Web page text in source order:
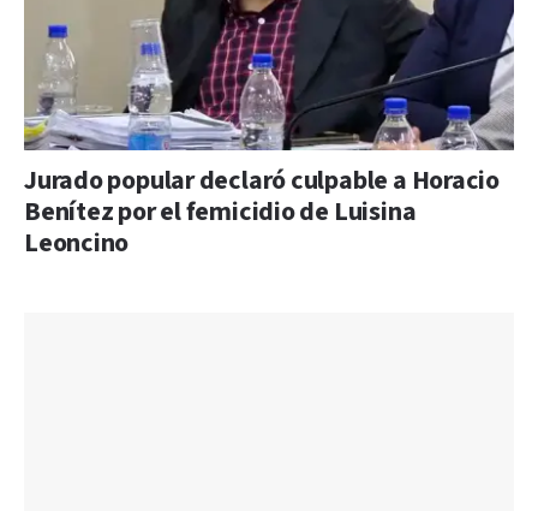
Jurado popular declaró culpable a Horacio
Benítez por el femicidio de Luisina
Leoncino